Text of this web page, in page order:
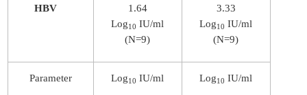
HBV
1.64
Log10 IU/ml
(N=9)
3.33
Log10 IU/ml
(N=9)
Parameter Log10 IU/ml Log10 IU/ml